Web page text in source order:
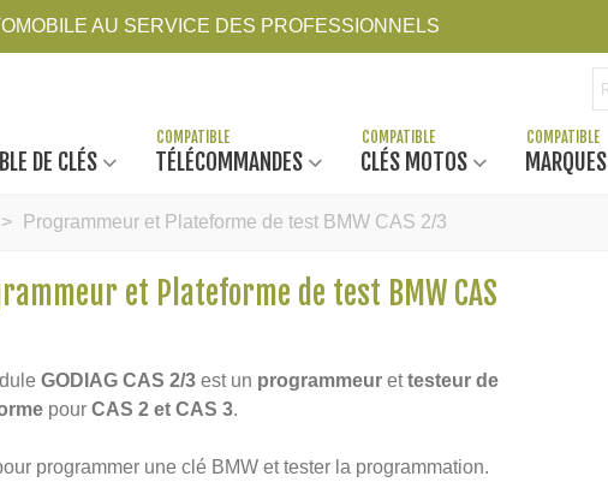
AU SERVICE DES PROFESSIONNELS
DE CLÉS TÉLÉCOMMANDES CLÉS MOTOS MARQUES
> Programmeur et Plateforme de test BMW CAS 2/3
et Plateforme de test BMW CAS
GODIAG CAS 2/3est un programmeur ettesteur de
pour CAS 2 et CAS 3.
programmer une clé BMW et tester la programmation.